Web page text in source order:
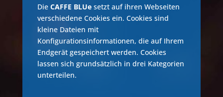
Die CAFFE BLUesetzt auf ihren Webseiten
verschiedene Cookies ein. Cookies sind
kleine Dateien mit
Konfigurationsinformationen, die auf Ihrem
Endgerät gespeichert werden. Cookies
lassen sich grundsätzlich in drei Kategorien
unterteilen.